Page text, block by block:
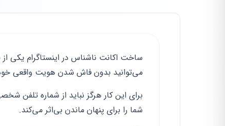
ساخت اکانت ناشناس در اینستاگرام یکی
می‌توانید بدون فاش شدن هویت واقعی خود
برای این کار هرگز نباید از شماره تلفن
شما را برای پنهان ماندن بی‌اثر می‌کند.